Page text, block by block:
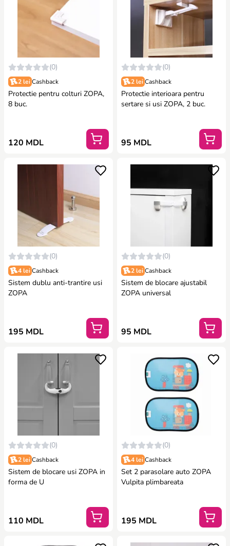
(0)
2 lei Cashback
Protectie pentru colturi ZOPA,
8 buc.
120 MDL
(0)
2 lei Cashback
Protectie interioara pentru
sertare si usi ZOPA, 2 buc.
95 MDL
(0)
4 lei Cashback
Sistem dublu anti-trantire usi
ZOPA
195 MDL
(0)
2 lei Cashback
Sistem de blocare ajustabil
ZOPA universal
95 MDL
(0)
2 lei Cashback
Sistem de blocare usi ZOPA in
forma de U
110 MDL
(0)
4 lei Cashback
Set 2 parasolare auto ZOPA
Vulpita plimbareata
195 MDL